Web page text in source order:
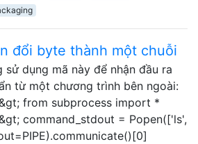
đổi byte thành một chuỗi
sử dụng mã này để nhận đầu ra
từ một chương trình bên ngoài:
from subprocess import *
command_stdout = Popen(['ls',